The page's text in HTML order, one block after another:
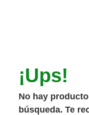
¡Ups!
No hay
búsqueda. Te